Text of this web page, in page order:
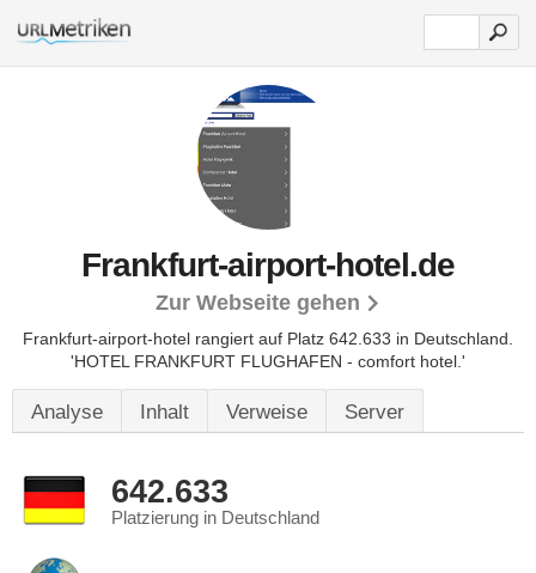
Frankfurt-airport-hotel.de
Zur Webseite gehen
Frankfurt-airport-hotel rangiert auf Platz 642.633 in Deutschland.
'HOTEL FRANKFURT FLUGHAFEN - comfort hotel.'
Analyse Inhalt Verweise Server
642.633
Platzierung in Deutschland